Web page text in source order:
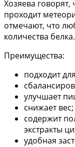
Хозяева говорят,
проходит
отмечают, что
количества белка.
Преимущества:
подходит
улучшает
снижает вес;
содержит
экстракты
удобная